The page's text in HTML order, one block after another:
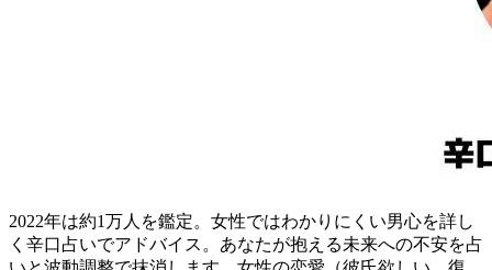
2022年は約1万人を鑑定。女性ではわかりにくい男心を詳し
く辛口占いでアドバイス。あなたが抱える未来への不安を占